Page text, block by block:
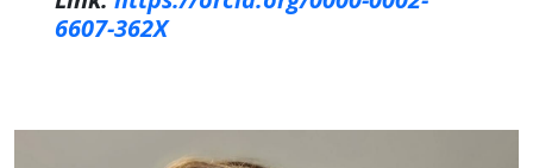
6607-362X